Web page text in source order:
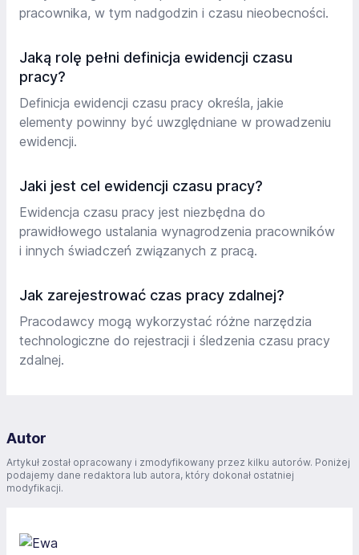
pracownika, w tym nadgodzin i czasu nieobecności.
Jaką rolę pełni definicja ewidencji czasu
pracy?
Definicja ewidencji czasu pracy określa, jakie
elementy powinny być uwzględniane w prowadzeniu
ewidencji.
Jaki jest cel ewidencji czasu pracy?
Ewidencja czasu pracy jest niezbędna do
prawidłowego ustalania wynagrodzenia pracowników
i innych świadczeń związanych z pracą.
Jak zarejestrować czas pracy zdalnej?
Pracodawcy mogą wykorzystać różne narzędzia
technologiczne do rejestracji i śledzenia czasu pracy
zdalnej.
Autor
Artykuł został opracowany i zmodyfikowany przez kilku autorów. Poniżej
podajemy dane redaktora lub autora, który dokonał ostatniej
modyfikacji.